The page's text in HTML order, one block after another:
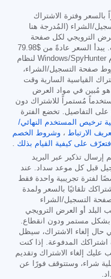
بالسعر وفترة الاشتراك
الشراء (المُدرجة هنا
الترويجي لكل صفحة
يبدأ السعر عادةً من $79.98
أمريكياً كل ستة أشهر (SpyHunter Pro لنظام Windows/SpyHunter لنظام
صفحة التسجيل/الشراء،
القياسية السارية وقت
هو مُبين في مواد العرض
مُستمراً للاشتراك دون
التفاصيل. تخضع الفترة
ترخيص المستخدم النهائي/
الارتباط ، وشروط الخصم
فتعرّف على كيفية القيام بذلك
إرسال تذكير عبر البريد
قبل كل موعد سداد. عند
لفترة تجريبية واحدة فقط
تلقائيًا بالسعر ولمدة
التسجيل/الشراء
البلد أو العرض الترويجي
مستمر ودون انقطاع.
حال إلغاء الاشتراك، سيظل
اشتراكك المدفوعة. إذا كنت
إلغاء الاشتراك وتقديم
آخر عملية شراء، وستتوقف فورًا عن